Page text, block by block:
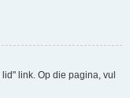
link. Op die pagina, vul